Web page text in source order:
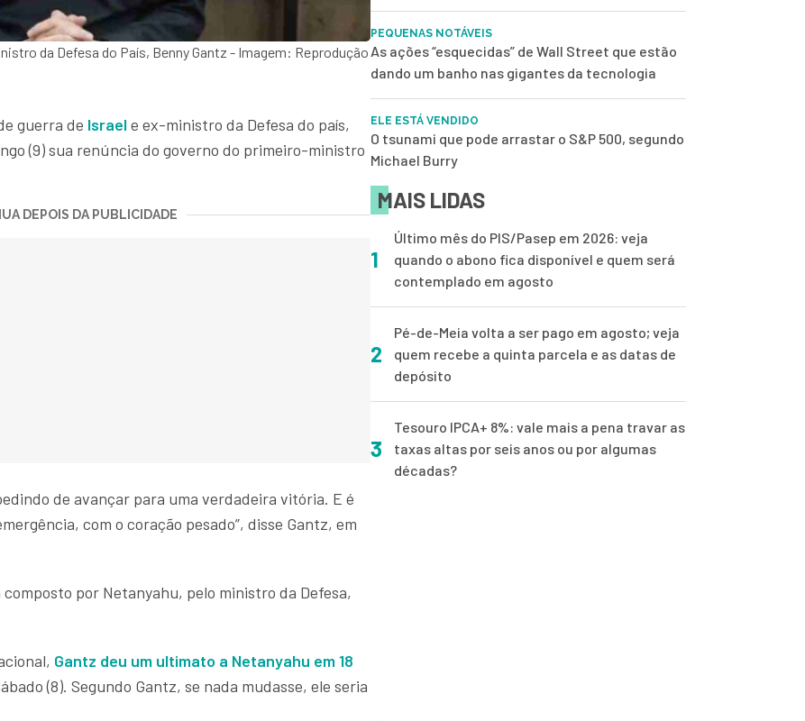
da Defesa do País, Benny Gantz - Imagem: Reprodução
guerra de Israele ex-ministro da Defesa do país,
(9) sua renúncia do governo do primeiro-ministro
DEPOIS DA PUBLICIDADE
de avançar para uma verdadeira vitória. E é
com o coração pesado”, disse Gantz, em
por Netanyahu, pelo ministro da Defesa,
Gantz deu um ultimato a Netanyahu em 18
(8). Segundo Gantz, se nada mudasse, ele seria
PEQUENAS NOTÁVEIS
As ações “esquecidas” de Wall Street que estão
dando um banho nas gigantes da tecnologia
ELE ESTÁ VENDIDO
O tsunami que pode arrastar o S&P 500, segundo
Michael Burry
MAIS LIDAS
1
Último mês do PIS/Pasep em 2026: veja
quando o abono fica disponível e quem será
contemplado em agosto
2
Pé-de-Meia volta a ser pago em agosto; veja
quem recebe a quinta parcela e as datas de
depósito
3
Tesouro IPCA+ 8%: vale mais a pena travar as
taxas altas por seis anos ou por algumas
décadas?